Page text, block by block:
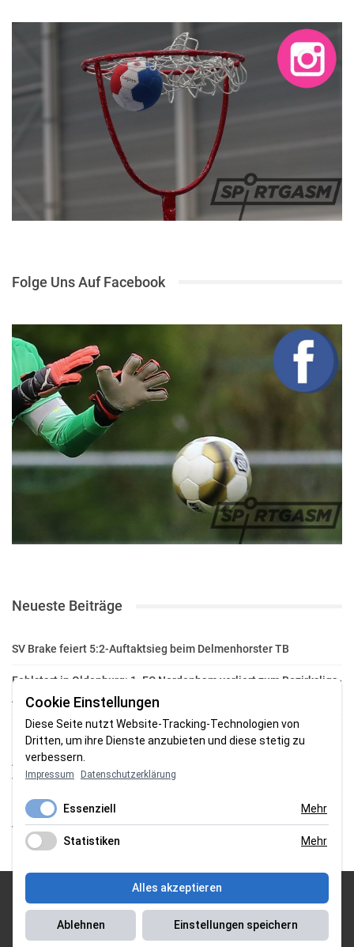
Folge Uns Auf Facebook
Neueste Beiträge
SV Brake feiert 5:2-Auftaktsieg beim Delmenhorster TB
Fehlstart in Oldenburg: 1. FC Nordenham verliert zum Bezirksliga-
Auftakt
Fußball in der Wesermarsch: Die Bilder vom Wochenende
Aufstieg geschafft: HSG-Unterweser-C-Jugend macht sich bereit
für die Oberliga
HSG Unterweser startet mit neuem Torwarttrainer in die
Vorbereitung
© 2026 Sportgasm . All Rights Reserved.
Unser Team|Impressum Datenschutzerklärung|Magazin Saison
2018/2019|Magazin Saison 2019/2020|Magazin Saison 2020/2021|
Cookie Einstellungen
Diese Seite nutzt Website-Tracking-Technologien von
Dritten, um ihre Dienste anzubieten und diese stetig zu
verbessern.
Impressum Datenschutzerklärung
Essenziell Mehr
Statistiken Mehr
Ablehnen Einstellungen speichern
Alles akzeptieren